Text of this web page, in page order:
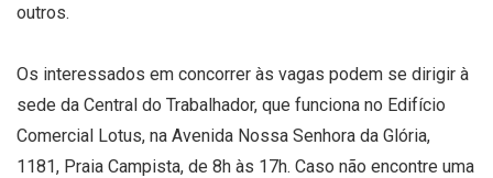
outros.
Os interessados em concorrer às vagas podem se dirigir à
sede da Central do Trabalhador, que funciona no Edifício
Comercial Lotus, na Avenida Nossa Senhora da Glória,
1181, Praia Campista, de 8h às 17h. Caso não encontre uma